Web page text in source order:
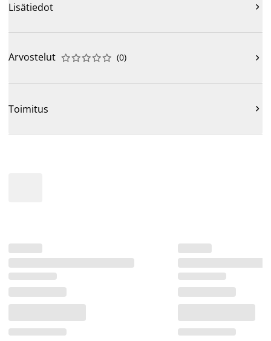
Lisätiedot 
Arvostelut 




 (0) 
Toimitus 